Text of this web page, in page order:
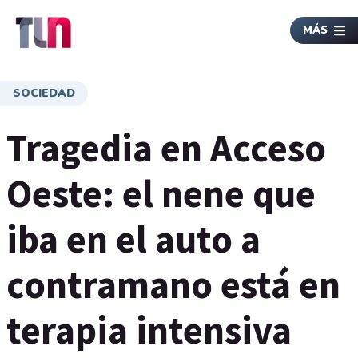
MÁS
SOCIEDAD
Tragedia en Acceso
Oeste: el nene que
iba en el auto a
contramano está en
terapia intensiva